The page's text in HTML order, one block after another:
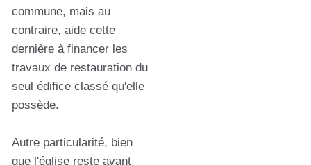
commune, mais au
contraire, aide cette
dernière à financer les
travaux de restauration du
seul édifice classé qu'elle
possède.
Autre particularité, bien
que l'église reste avant